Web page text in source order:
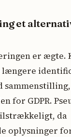
et
er ægte.
for GDPR.
da
oplysninger